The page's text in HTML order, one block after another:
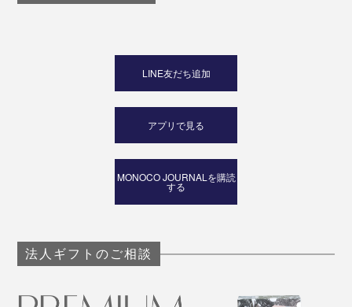
LINE友だち追加
アプリで見る
MONOCO JOURNALを購読
する
法人ギフトのご相談